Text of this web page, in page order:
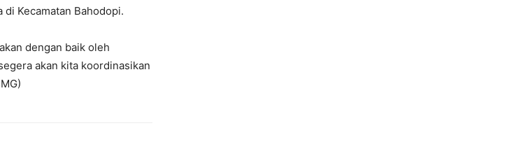
Kecamatan Bahodopi.
dengan baik oleh
akan kita koordinasikan